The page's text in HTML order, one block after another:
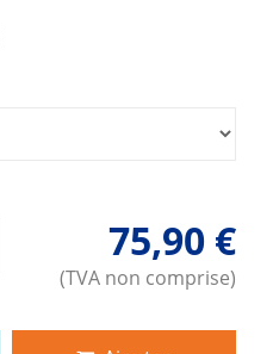
75,90 €
(TVA non comprise)